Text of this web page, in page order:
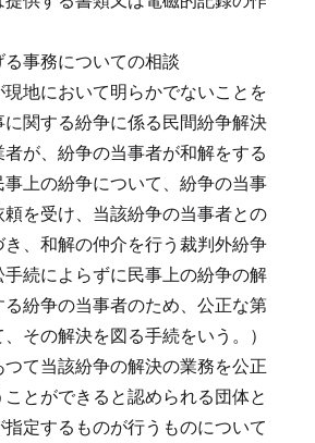
る事務についての相談
地において明らかでないことを
関する紛争に係る民間紛争解決
が、紛争の当事者が和解をする
上の紛争について、紛争の当事
を受け、当該紛争の当事者との
、和解の仲介を行う裁判外紛争
続によらずに民事上の紛争の解
紛争の当事者のため、公正な第
その解決を図る手続をいう。）
て当該紛争の解決の業務を公正
とができると認められる団体と
指定するものが行うものについて